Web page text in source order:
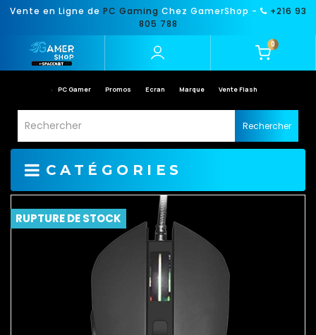
Vente en Ligne de PC Gaming Chez GamerShop -
+216 93
805 788
0
PC Gamer Promos Ecran Marque Vente Flash
Rechercher
CATÉGORIES
RUPTURE DE STOCK